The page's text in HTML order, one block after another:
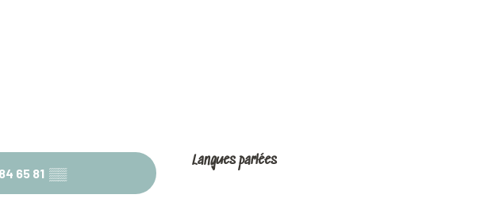
65 81 ▒▒
Langues parlées
Langues parlées